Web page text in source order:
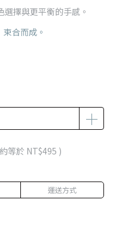
擇與更平衡的手感。
合而成。
等於 NT$495 )
運送方式